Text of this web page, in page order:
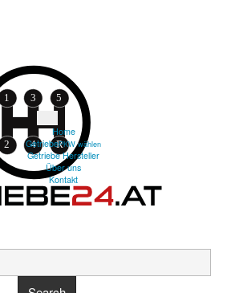
Home
GetriebePKW wählen
Getriebe Hersteller
Über uns
Kontakt